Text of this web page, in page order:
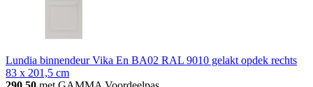
Lundia binnendeur Vika En BA02 RAL 9010 gelakt opdek rechts
83 x 201,5 cm